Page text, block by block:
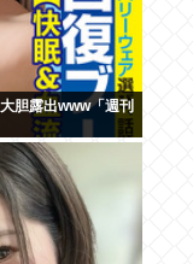
胆露出www「週刊